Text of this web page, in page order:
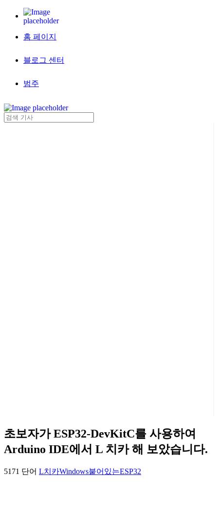
홈 페이지
블로그 센터
범주
초보자가 ESP32-DevKitC를 사용하여
Arduino IDE에서 L 치카 해 보았습니다.
5171 단어 L치카Windows붙어있는ESP32